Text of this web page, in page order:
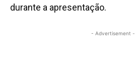
durante a apresentação.
- Advertisement -